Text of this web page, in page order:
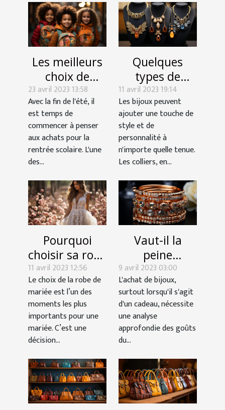
Les meilleurs
choix de
vêtements
pour enfants
pour la
rentrée
scolaire
23 avril 2023 13:58
Avec la fin de l'été, il
est temps de
commencer à penser
aux achats pour la
rentrée scolaire. L'une
des...
Quelques
types de
colliers que
vous pouvez
mettre
11 avril 2023 19:14
Les bijoux peuvent
ajouter une touche de
style et de
personnalité à
n'importe quelle tenue.
Les colliers, en...
Pourquoi
choisir sa robe
de mariage
chez la
boutique
Nanyne ?
11 avril 2023 12:56
Le choix de la robe de
mariée est l’un des
moments les plus
importants pour une
mariée. C’est une
décision...
Vaut-il la
peine
d'acheter des
bijoux en ligne
?
9 avril 2023 03:00
L'achat de bijoux,
surtout lorsqu'il s'agit
d'un cadeau, nécessite
une analyse
approfondie des goûts
du...